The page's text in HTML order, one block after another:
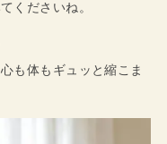
くださいね。
も体もギュッと縮こま